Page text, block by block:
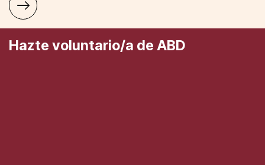
Hazte voluntario/a de ABD